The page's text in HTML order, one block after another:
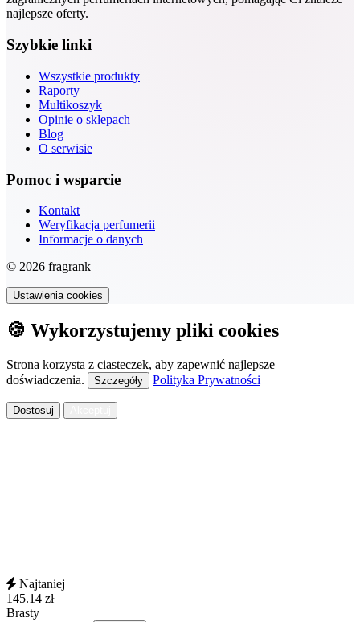
najlepsze oferty.
Szybkie linki
Wszystkie produkty
Raporty
Multikoszyk
Opinie o sklepach
Blog
O serwisie
Pomoc i wsparcie
Kontakt
Weryfikacja perfumerii
Informacje o danych
© 2026 fragrank
Ustawienia cookies
🍪 Wykorzystujemy pliki cookies
Strona korzysta z ciasteczek, aby zapewnić najlepsze
doświadczenia.
Szczegóły Polityka Prywatności
Dostosuj
Najtaniej
145.14 zł
Brasty